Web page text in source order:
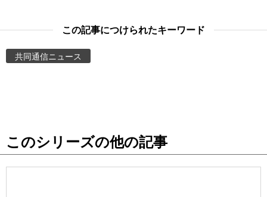
東京
この記事につけられたキーワード
共同通信ニュース
このシリーズの他の記事